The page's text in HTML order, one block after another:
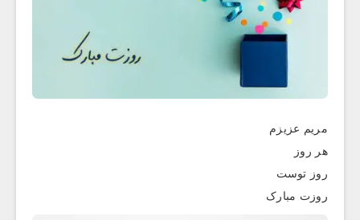
مریم عزیزم
هر روز
روز توست
روزت مبارک